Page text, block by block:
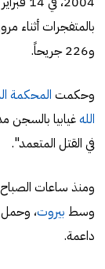
بالمتفجرات أثناء
و226 جريحاً.
وحكمت المحكمة
اللهغيابيا بالسجن
في القتل المتعمد".
ومنذ ساعات
وسط بيروت، وحمل
داعمة.